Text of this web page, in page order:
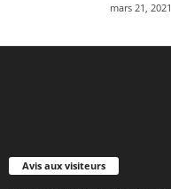
mars 21, 2021
Avis aux visiteurs